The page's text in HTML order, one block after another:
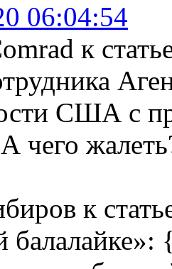
06:04:54
к
США с
чего
к
балалайке»: